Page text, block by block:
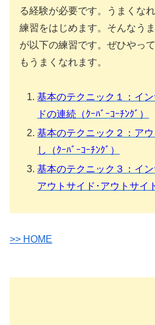
る経験が必要です。うまくな
練習をはじめます。そんなう
が以下の練習です。ぜひやっ
もうまくなれます。
基本のテクニック１：イ
ドの連続（ｸｰﾊﾞｰｺｰﾁﾝｸﾞ）
基本のテクニック２：ア
し（ｸｰﾊﾞｰｺｰﾁﾝｸﾞ）
基本のテクニック３：イ
アウトサイド･アウトサイ
>> HOME